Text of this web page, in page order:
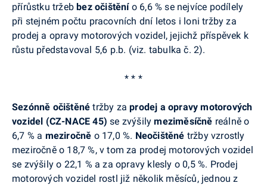
přírůstku tržebbez očištění o 6,6 % se nejvíce podílely
při stejném počtu pracovních dní letos i loni tržby za
prodej a opravy motorových vozidel, jejichž příspěvek k
růstu představoval 5,6 p.b. (viz. tabulka č. 2).
* * *
Sezónně očištěnétržby zaprodej a opravy motorových
vozidel (CZ-NACE 45)se zvýšilymeziměsíčně reálně o
6,7 % a meziročně o 17,0 %. Neočištěné tržby vzrostly
meziročně o 18,7 %, v tom za prodej motorových vozidel
se zvýšily o 22,1 % a za opravy klesly o 0,5 %. Prodej
motorových vozidel rostl již několik měsíců, jednou z